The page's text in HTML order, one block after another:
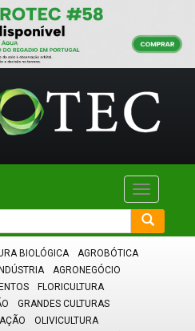
Toggle
BIOLÓGICA
AGROBÓTICA
AGRONEGÓCIO
FLORICULTURA
GRANDES CULTURAS
OLIVICULTURA